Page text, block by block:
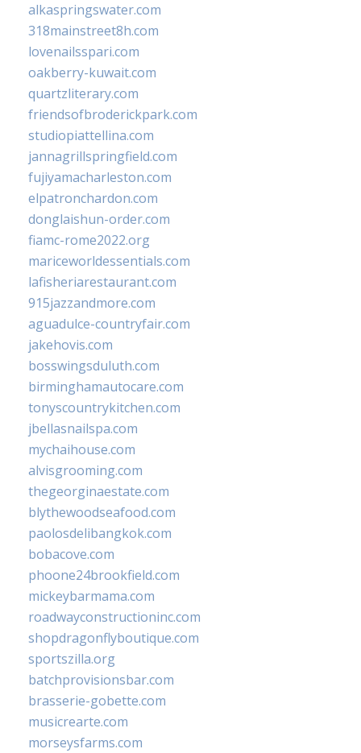
alkaspringswater.com
318mainstreet8h.com
lovenailsspari.com
oakberry-kuwait.com
quartzliterary.com
friendsofbroderickpark.com
studiopiattellina.com
jannagrillspringfield.com
fujiyamacharleston.com
elpatronchardon.com
donglaishun-order.com
fiamc-rome2022.org
mariceworldessentials.com
lafisheriarestaurant.com
915jazzandmore.com
aguadulce-countryfair.com
jakehovis.com
bosswingsduluth.com
birminghamautocare.com
tonyscountrykitchen.com
jbellasnailspa.com
mychaihouse.com
alvisgrooming.com
thegeorginaestate.com
blythewoodseafood.com
paolosdelibangkok.com
bobacove.com
phoone24brookfield.com
mickeybarmama.com
roadwayconstructioninc.com
shopdragonflyboutique.com
sportszilla.org
batchprovisionsbar.com
brasserie-gobette.com
musicrearte.com
morseysfarms.com